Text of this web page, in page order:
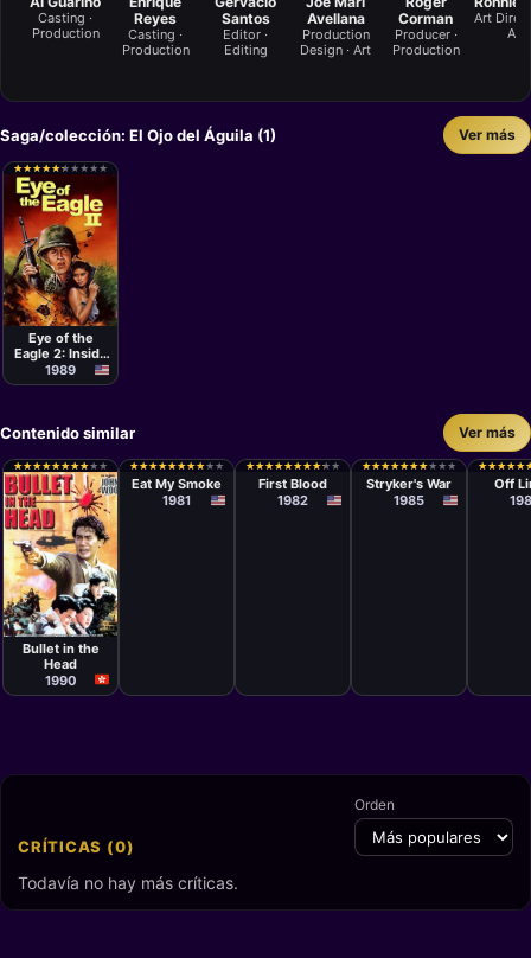
Casting ·
Production
Reyes
Casting ·
Production
Santos
Editor ·
Editing
Avellana
Production
Design · Art
Corman
Producer ·
Production
Art
Art
Saga/colección: El Ojo del Águila (1) Ver más
★
★★
★★
★★
★★
★★
★ ★
★ ★
★ ★
★ ★
★
Película
Carl Franklin
Eye of the
Eagle 2: Inside
the Enemy
1989
Contenido similar Ver más
★
★★
★★
★★
★★
★★
★★
★★
★★
★ ★
★
Película
John Woo
Bullet in the
Head
1990
★
★★
★★
★★
★★
★★
★★
★★
★★
★ ★
★
Max Kleven
Eat My Smoke
1981
★
★★
★★
★★
★★
★★
★★
★★
★★
★ ★
★
Ted Kotcheff
First Blood
1982
★
★★
★★
★★
★★
★★
★★
★★
★ ★
★ ★
★
Josh Becker
Stryker's War
1985
★
★★
★★
★★
★★
★
Crowe
Off
CRÍTICAS (0)
Orden
Todavía no hay más críticas.